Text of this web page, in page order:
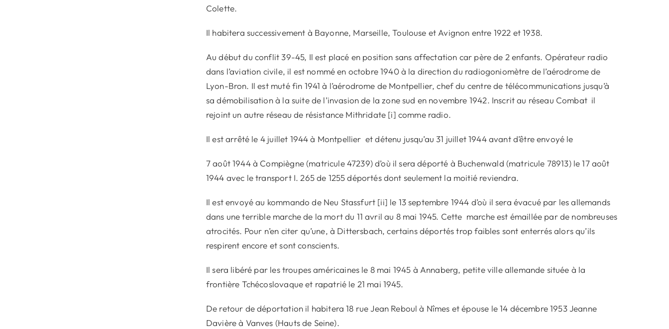
Colette.
Il habitera successivement à Bayonne, Marseille, Toulouse et Avignon entre 1922 et 1938.
Au début du conflit 39-45, Il est placé en position sans affectation car père de 2 enfants. Opérateur radio
dans l’aviation civile, il est nommé en octobre 1940 à la direction du radiogoniomètre de l’aérodrome de
Lyon-Bron. Il est muté fin 1941 à l’aérodrome de Montpellier, chef du centre de télécommunications jusqu’à
sa démobilisation à la suite de l’invasion de la zone sud en novembre 1942. Inscrit au réseau Combat il
rejoint un autre réseau de résistance Mithridate [i] comme radio.
Il est arrêté le 4 juillet 1944 à Montpellier et détenu jusqu’au 31 juillet 1944 avant d’être envoyé le
7 août 1944 à Compiègne (matricule 47239) d’où il sera déporté à Buchenwald (matricule 78913) le 17 août
1944 avec le transport I. 265 de 1255 déportés dont seulement la moitié reviendra.
Il est envoyé au kommando de Neu Stassfurt [ii] le 13 septembre 1944 d’où il sera évacué par les allemands
dans une terrible marche de la mort du 11 avril au 8 mai 1945. Cette marche est émaillée par de nombreuses
atrocités. Pour n’en citer qu’une, à Dittersbach, certains déportés trop faibles sont enterrés alors qu’ils
respirent encore et sont conscients.
Il sera libéré par les troupes américaines le 8 mai 1945 à Annaberg, petite ville allemande située à la
frontière Tchécoslovaque et rapatrié le 21 mai 1945.
De retour de déportation il habitera 18 rue Jean Reboul à Nîmes et épouse le 14 décembre 1953 Jeanne
Davière à Vanves (Hauts de Seine).